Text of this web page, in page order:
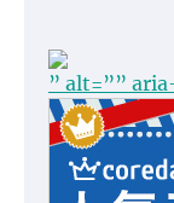
” alt=””